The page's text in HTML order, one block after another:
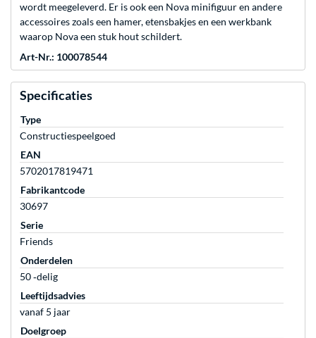
wordt meegeleverd. Er is ook een Nova minifiguur en andere
accessoires zoals een hamer, etensbakjes en een werkbank
waarop Nova een stuk hout schildert.
Art-Nr.: 100078544
Specificaties
Type
Constructiespeelgoed
EAN
5702017819471
Fabrikantcode
30697
Serie
Friends
Onderdelen
50 ‐delig
Leeftijdsadvies
vanaf 5 jaar
Doelgroep